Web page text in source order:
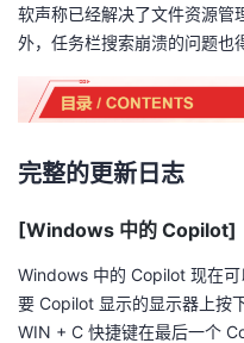
堂
的
课
程
我
的
认
证
我
的
实
我
的
我
技
术
支
持
的
云
声
建
软声称已经解决了文件资源管
外，任务栏搜索崩溃的问题也
完整的更新日志
[Windows 中的 Copilot]
Windows 中的 Copilot 现在
要 Copilot 显示的显示器上按
WIN + C 快捷键在最后一个